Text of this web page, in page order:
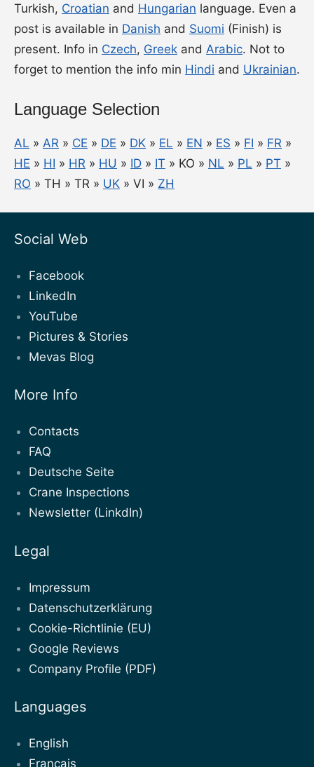
Turkish, Croatian and Hungarian language. Even a
post is available in Danish and Suomi (Finish) is
present. Info in Czech, Greek and Arabic. Not to
forget to mention the info min Hindi and Ukrainian.
Language Selection
AL » AR » CE » DE » DK » EL » EN » ES » FI » FR »
HE » HI » HR » HU » ID » IT » KO » NL » PL » PT »
RO » TH » TR » UK » VI » ZH
Social Web
Facebook
LinkedIn
YouTube
Pictures & Stories
Mevas Blog
More Info
Contacts
FAQ
Deutsche Seite
Crane Inspections
Newsletter (LinkdIn)
Legal
Impressum
Datenschutzerklärung
Cookie-Richtlinie (EU)
Google Reviews
Company Profile (PDF)
Languages
English
Français